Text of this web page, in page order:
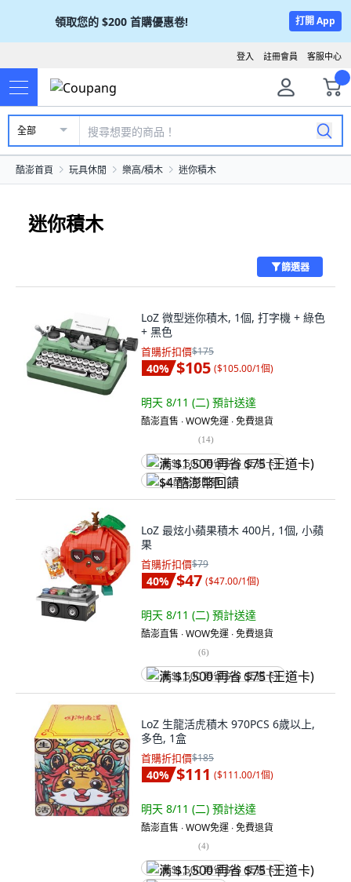
領取您的 $200 首購優惠卷! 打開 App
客服中心
註冊會員
登入
全部
酷澎首頁 玩具休閒 樂高/積木 迷你積木
迷你積木
篩選器
LoZ 微型迷你積木, 1個, 打字機 + 綠色
+ 黑色
首購折扣價$175
40% $105 ($105.00/1個)
明天 8/11 (二) 預計送達
酷澎直售 ∙ WOW免運 ∙ 免費退貨
(14)
满 $1,500 再省 $75 (王道卡)
$4 酷澎幣回饋
LoZ 最炫小蘋果積木 400片, 1個, 小蘋
果
首購折扣價$79
40% $47 ($47.00/1個)
明天 8/11 (二) 預計送達
酷澎直售 ∙ WOW免運 ∙ 免費退貨
(6)
满 $1,500 再省 $75 (王道卡)
LoZ 生龍活虎積木 970PCS 6歲以上,
多色, 1盒
首購折扣價$185
40% $111 ($111.00/1個)
明天 8/11 (二) 預計送達
酷澎直售 ∙ WOW免運 ∙ 免費退貨
(4)
满 $1,500 再省 $75 (王道卡)